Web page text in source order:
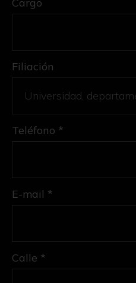
Filiación
Teléfono *
E-mail *
Calle *